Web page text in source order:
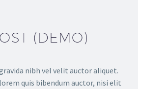
(DEMO)
nibh vel velit auctor aliquet.
quis bibendum auctor, nisi elit